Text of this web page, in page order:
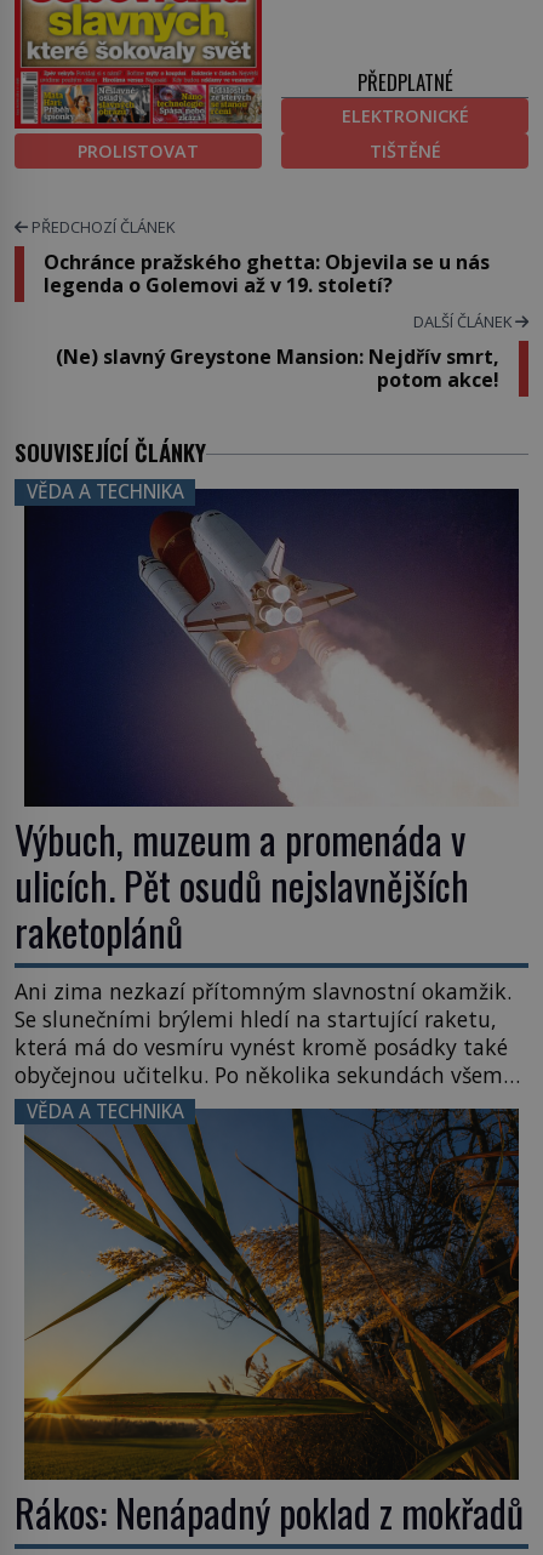
PROLISTOVAT
PŘEDPLATNÉ
ELEKTRONICKÉ
TIŠTĚNÉ
PŘEDCHOZÍ ČLÁNEK
Ochránce pražského ghetta: Objevila se u nás
legenda o Golemovi až v 19. století?
DALŠÍ ČLÁNEK
(Ne) slavný Greystone Mansion: Nejdřív smrt,
potom akce!
SOUVISEJÍCÍ ČLÁNKY
VĚDA A TECHNIKA
Výbuch, muzeum a promenáda v
ulicích. Pět osudů nejslavnějších
raketoplánů
Ani zima nezkazí přítomným slavnostní okamžik.
Se slunečními brýlemi hledí na startující raketu,
která má do vesmíru vynést kromě posádky také
obyčejnou učitelku. Po několika sekundách všem
ztuhnou úsměvy, stroj totiž exploduje. Jejich
konstrukce není z levného kraje, daňové
poplatníky stojí miliardy dolarů. Na druhou stranu
zvládnou jen představitelné věci. Na malé kousky
Název: Columbia První […]
VĚDA A TECHNIKA
Rákos: Nenápadný poklad z mokřadů